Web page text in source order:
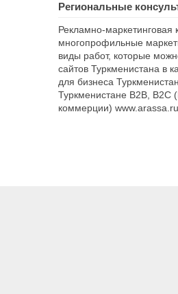
Региональные
Рекламно-
многопрофильные
виды работ, которые
сайтов Туркменистана в
для бизнеса
Туркменистане B2B, B2C
коммерции) www.arassa.ru